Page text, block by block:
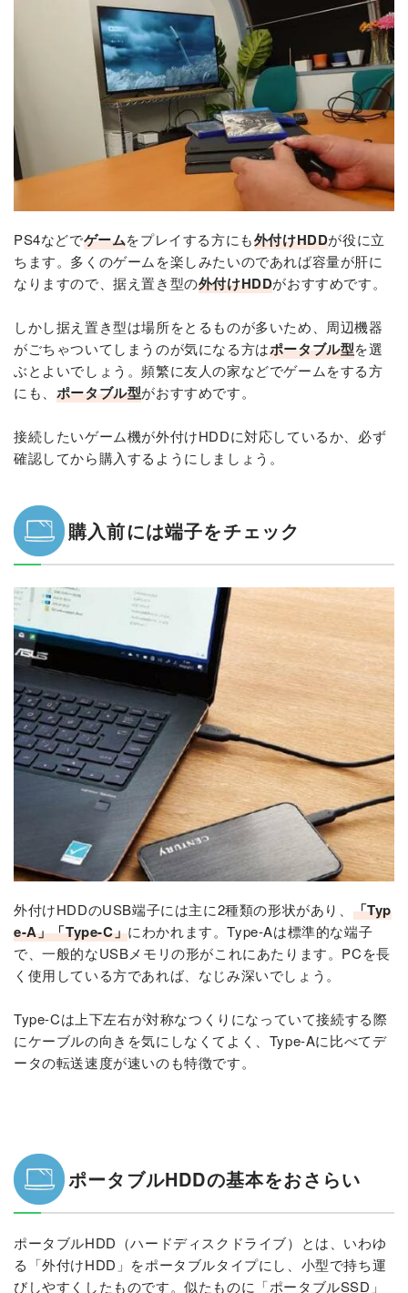
PS4などでゲームをプレイする方にも外付けHDDが役に立
ちます。多くのゲームを楽しみたいのであれば容量が肝に
なりますので、据え置き型の外付けHDDがおすすめです。
しかし据え置き型は場所をとるものが多いため、周辺機器
がごちゃついてしまうのが気になる方はポータブル型を選
ぶとよいでしょう。頻繁に友人の家などでゲームをする方
にも、 ポータブル型がおすすめです。
接続したいゲーム機が外付けHDDに対応しているか、必ず
確認してから購入するようにしましょう。
購入前には端子をチェック
外付けHDDのUSB端子には主に2種類の形状があり、 「Typ
e-A」「Type-C」にわかれます。Type-Aは標準的な端子
で、一般的なUSBメモリの形がこれにあたります。PCを長
く使用している方であれば、なじみ深いでしょう。
Type-Cは上下左右が対称なつくりになっていて接続する際
にケーブルの向きを気にしなくてよく、Type-Aに比べてデ
ータの転送速度が速いのも特徴です。
ポータブルHDDの基本をおさらい
ポータブルHDD（ハードディスクドライブ）とは、いわゆ
る「外付けHDD」をポータブルタイプにし、小型で持ち運
びしやすくしたものです。似たものに「ポータブルSSD」